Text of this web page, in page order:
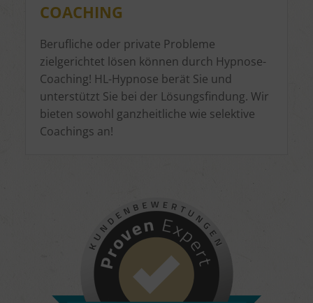
COACHING
Berufliche oder private Probleme
zielgerichtet lösen können durch Hypnose-
Coaching! HL-Hypnose berät Sie und
unterstützt Sie bei der Lösungsfindung. Wir
bieten sowohl ganzheitliche wie selektive
Coachings an!